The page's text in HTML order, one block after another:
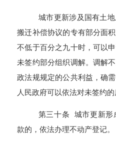
城市更新涉及国有土
搬迁补偿协议的专有部分面
不低于百分之九十时，可以
未签约部分组织调解。调解
政法规规定的公共利益，确
人民政府可以依法对未签约的
第三十条 城市更新形
款的，依法办理不动产登记。